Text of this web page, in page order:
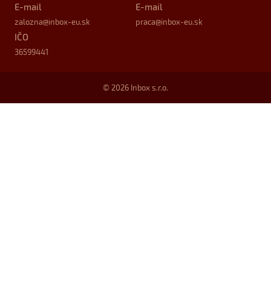
E-mail
zalozna@inbox-eu.sk
IČO
36599441
E-mail
praca@inbox-eu.sk
© 2026 Inbox s.r.o.